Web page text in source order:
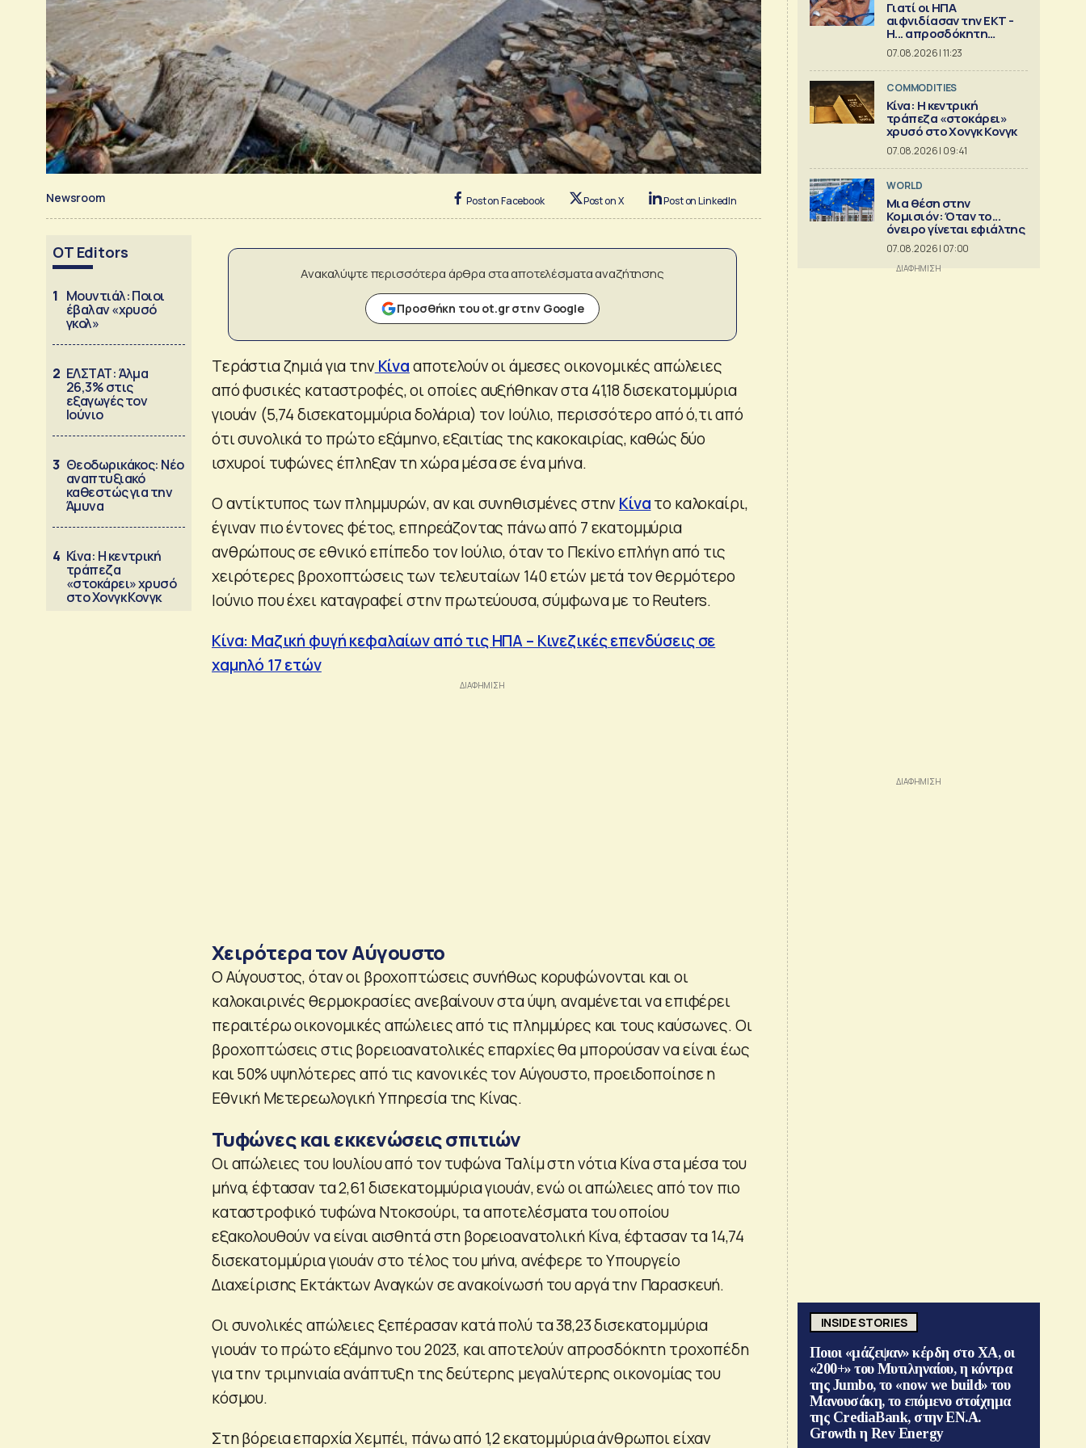
Newsroom Post on Facebook Post on X Post on LinkedIn
OT Editors
1 Μουντιάλ: Ποιοι
έβαλαν «χρυσό
γκολ»
2 ΕΛΣΤΑΤ: Άλμα
26,3% στις
εξαγωγές τον
Ιούνιο
3 Θεοδωρικάκος: Νέο
αναπτυξιακό
καθεστώς για την
Άμυνα
4 Κίνα: Η κεντρική
τράπεζα
«στοκάρει» χρυσό
στο Χονγκ Κονγκ
Ανακαλύψτε περισσότερα άρθρα στα αποτελέσματα αναζήτησης
Προσθήκη του ot.gr στην Google
Tεράστια ζημιά για την Κίνααποτελούν οι άμεσες οικονομικές απώλειες
από φυσικές καταστροφές, οι οποίες αυξήθηκαν στα 41,18 δισεκατομμύρια
γιουάν (5,74 δισεκατομμύρια δολάρια) τον Ιούλιο, περισσότερο από ό,τι από
ότι συνολικά το πρώτο εξάμηνο, εξαιτίας της κακοκαιρίας, καθώς δύο
ισχυροί τυφώνες έπληξαν τη χώρα μέσα σε ένα μήνα.
Ο αντίκτυπος των πλημμυρών, αν και συνηθισμένες στην Κίνατο καλοκαίρι,
έγιναν πιο έντονες φέτος, επηρεάζοντας πάνω από 7 εκατομμύρια
ανθρώπους σε εθνικό επίπεδο τον Ιούλιο, όταν το Πεκίνο επλήγη από τις
χειρότερες βροχοπτώσεις των τελευταίων 140 ετών μετά τον θερμότερο
Ιούνιο που έχει καταγραφεί στην πρωτεύουσα, σύμφωνα με το Reuters.
Κίνα: Μαζική φυγή κεφαλαίων από τις ΗΠΑ – Κινεζικές επενδύσεις σε
χαμηλό 17 ετών
Χειρότερα τον Αύγουστο
Ο Αύγουστος, όταν οι βροχοπτώσεις συνήθως κορυφώνονται και οι
καλοκαιρινές θερμοκρασίες ανεβαίνουν στα ύψη, αναμένεται να επιφέρει
περαιτέρω οικονομικές απώλειες από τις πλημμύρες και τους καύσωνες. Οι
βροχοπτώσεις στις βορειοανατολικές επαρχίες θα μπορούσαν να είναι έως
και 50% υψηλότερες από τις κανονικές τον Αύγουστο, προειδοποίησε η
Εθνική Μετερεωλογική Υπηρεσία της Κίνας.
Τυφώνες και εκκενώσεις σπιτιών
Οι απώλειες του Ιουλίου από τον τυφώνα Ταλίμ στη νότια Κίνα στα μέσα του
μήνα, έφτασαν τα 2,61 δισεκατομμύρια γιουάν, ενώ οι απώλειες από τον πιο
καταστροφικό τυφώνα Ντοκσούρι, τα αποτελέσματα του οποίου
εξακολουθούν να είναι αισθητά στη βορειοανατολική Κίνα, έφτασαν τα 14,74
δισεκατομμύρια γιουάν στο τέλος του μήνα, ανέφερε το Υπουργείο
Διαχείρισης Εκτάκτων Αναγκών σε ανακοίνωσή του αργά την Παρασκευή.
Οι συνολικές απώλειες ξεπέρασαν κατά πολύ τα 38,23 δισεκατομμύρια
γιουάν το πρώτο εξάμηνο του 2023, και αποτελούν απροσδόκητη τροχοπέδη
για την τριμηνιαία ανάπτυξη της δεύτερης μεγαλύτερης οικονομίας του
κόσμου.
Στη βόρεια επαρχία Χεμπέι, πάνω από 1,2 εκατομμύρια άνθρωποι είχαν
Γιατί οι ΗΠΑ
αιφνιδίασαν την ΕΚΤ -
Η... απροσδόκητη
κίνηση
07.08.2026 | 11:23
COMMODITIES
Κίνα: Η κεντρική
τράπεζα «στοκάρει»
χρυσό στο Χονγκ Κονγκ
07.08.2026 | 09:41
WORLD
Μια θέση στην
Κομισιόν: Όταν το...
όνειρο γίνεται εφιάλτης
07.08.2026 | 07:00
INSIDE STORIES
Ποιοι «μάζεψαν» κέρδη στο ΧΑ, οι
«200+» του Μυτιληναίου, η κόντρα
της Jumbo, το «now we build» του
Μανουσάκη, το επόμενο στοίχημα
της CrediaBank, στην ΕΝ.Α.
Growth η Rev Energy